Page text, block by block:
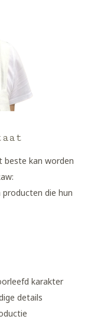
kan worden
die hun
karakter
details